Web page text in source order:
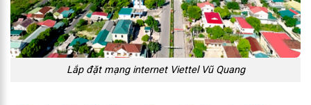
Lắp đặt mạng internet Viettel Vũ Quang